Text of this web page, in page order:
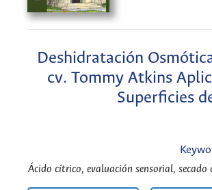
Deshidratación
cv. Tommy Atkins
Superficies
Ácido cítrico, evaluación sensorial,